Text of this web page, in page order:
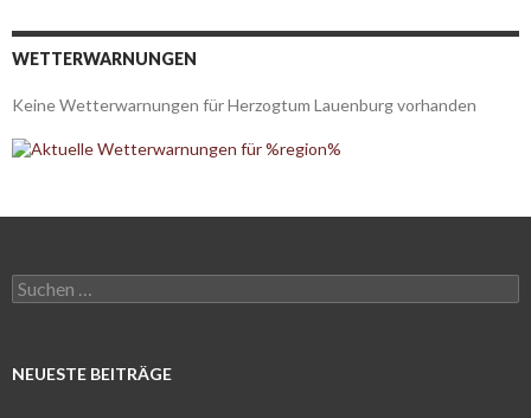
WETTERWARNUNGEN
Keine Wetterwarnungen für Herzogtum Lauenburg vorhanden
Suchen
nach:
NEUESTE BEITRÄGE